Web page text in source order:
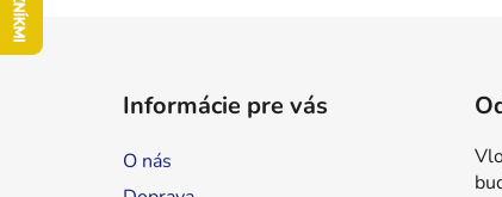
Z
Informácie pre vás
O nás